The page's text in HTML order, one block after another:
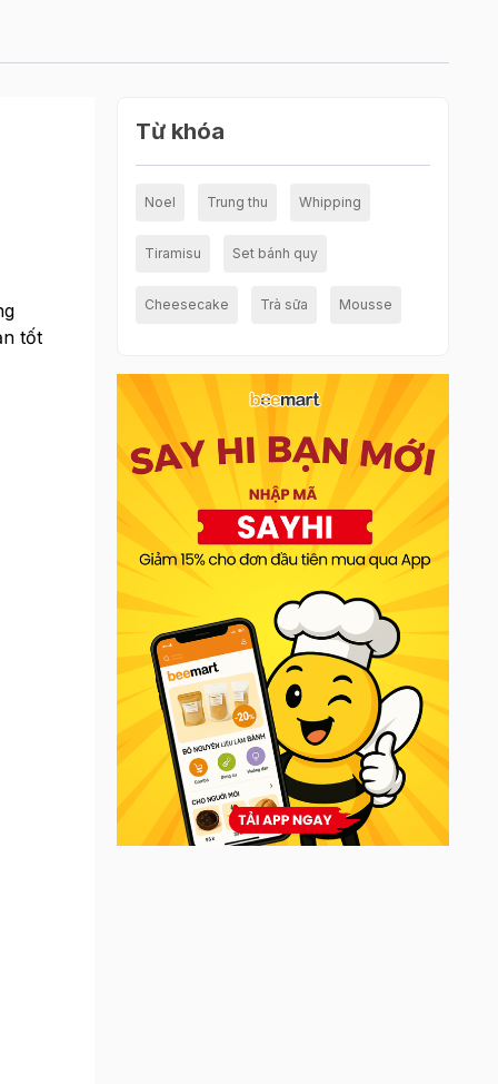
tốt
Từ khóa
Noel Trung thu Whipping
Tiramisu Set bánh quy
Cheesecake Trà sữa Mousse